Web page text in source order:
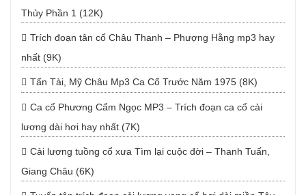
Thủy Phần 1 (12K)
Trích đoạn tân cổ Châu Thanh – Phượng Hằng mp3 hay
nhất (9K)
Tấn Tài, Mỹ Châu Mp3 Ca Cổ Trước Năm 1975 (8K)
Ca cổ Phương Cẩm Ngọc MP3 – Trích đoạn ca cổ cải
lương dài hơi hay nhất (7K)
Cải lương tuồng cổ xưa Tìm lại cuộc đời – Thanh Tuấn,
Giang Châu (6K)